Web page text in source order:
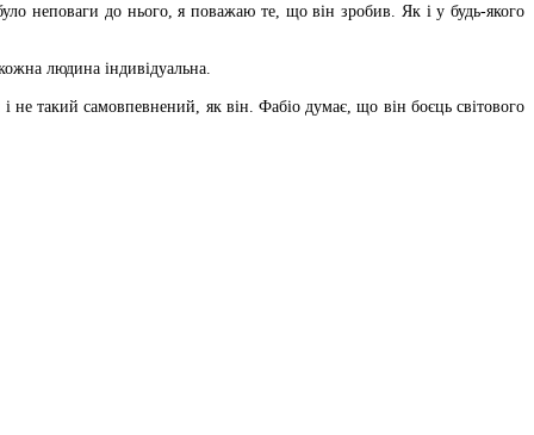
неповаги до нього, я поважаю те, що він зробив. Як і у будь-якого
людина індивідуальна.
такий самовпевнений, як він. Фабіо думає, що він боєць світового